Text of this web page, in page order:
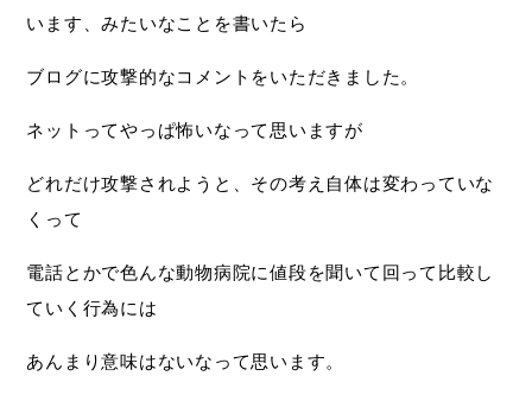
います、みたいなことを書いたら
ブログに攻撃的なコメントをいただきました。
ネットってやっぱ怖いなって思いますが
どれだけ攻撃されようと、その考え自体は変わっていな
くって
電話とかで色んな動物病院に値段を聞いて回って比較し
ていく行為には
あんまり意味はないなって思います。